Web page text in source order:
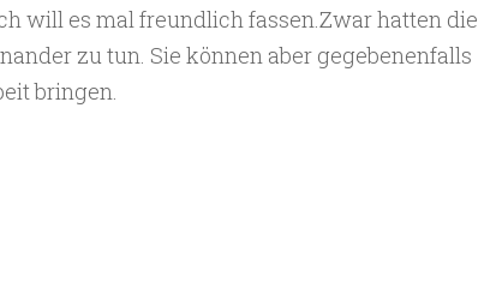
will es mal freundlich fassen.Zwar hatten die
zu tun. Sie können aber gegebenenfalls
bringen.